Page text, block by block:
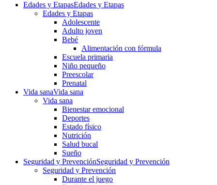
Edades y EtapasEdades y Etapas
Edades y Etapas
Adolescente
Adulto joven
Bebé
Alimentación con fórmula
Escuela primaria
Niño pequeño
Preescolar
Prenatal
Vida sanaVida sana
Vida sana
Bienestar emocional
Deportes
Estado físico
Nutrición
Salud bucal
Sueño
Seguridad y PrevenciónSeguridad y Prevención
Seguridad y Prevención
Durante el juego